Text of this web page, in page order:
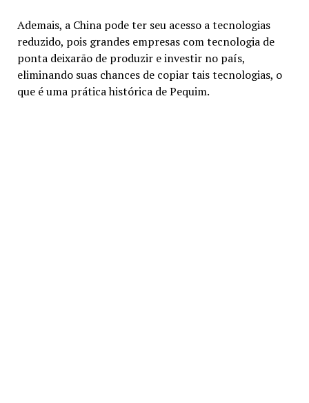
Ademais, a China pode ter seu acesso a tecnologias
reduzido, pois grandes empresas com tecnologia de
ponta deixarão de produzir e investir no país,
eliminando suas chances de copiar tais tecnologias, o
que é uma prática histórica de Pequim.